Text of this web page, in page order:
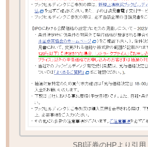
SBI証券のHPより引用